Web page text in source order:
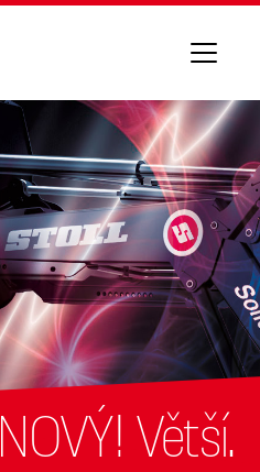
NOVÝ! Větší.